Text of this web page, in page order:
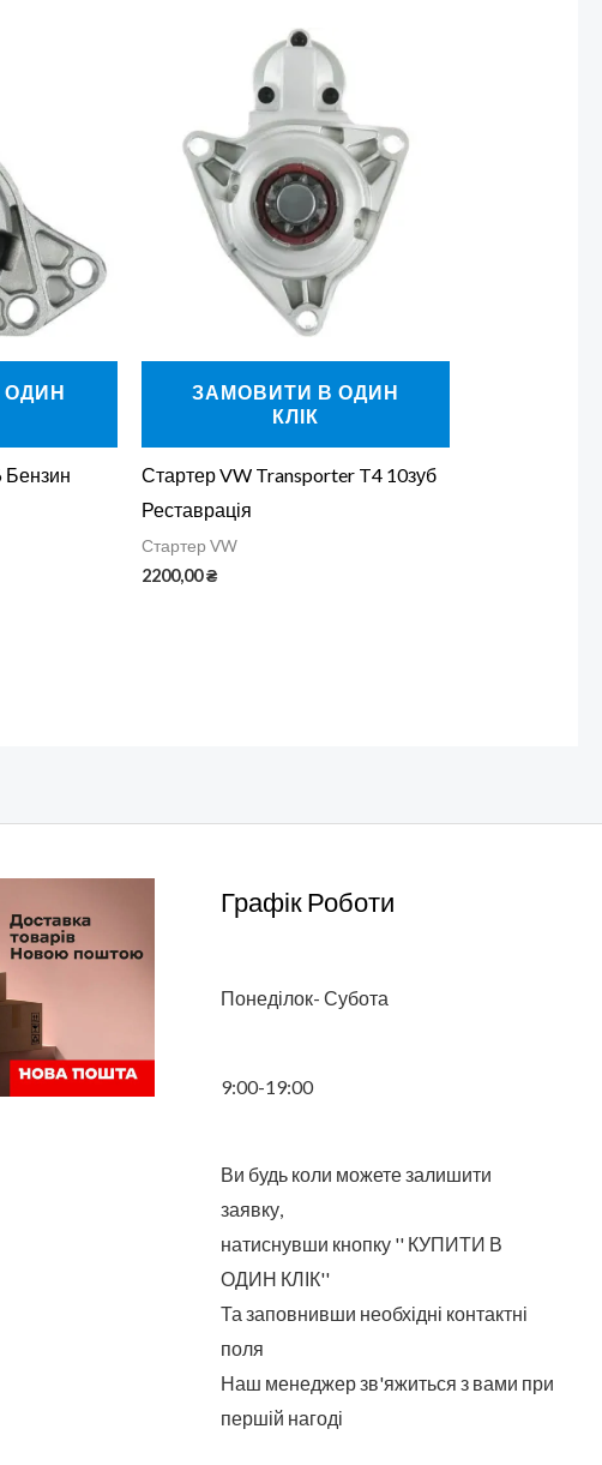
ОДИН
Бензин
ЗАМОВИТИ В ОДИН
КЛІК
Стартер VW Transporter T4 10зуб
Реставрація
Стартер VW
2200,00₴
Графік Роботи
Понеділок- Субота
9:00-19:00
Ви будь коли можете залишити
заявку,
натиснувши кнопку '' КУПИТИ В
ОДИН КЛІК''
Та заповнивши необхідні контактні
поля
Наш менеджер зв'яжиться з вами при
першій нагоді